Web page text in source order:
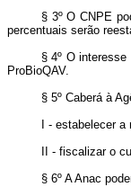
§ 3º O CNPE
percentuais serão
§ 4º O
ProBioQAV.
§ 5º Caberá à
I - estabelecer a
II - fiscalizar o
§ 6º A Anac